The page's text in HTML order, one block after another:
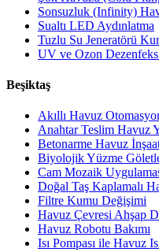
Sonsuzluk (Infinity)
Sualtı LED Aydınlatma
Tuzlu Su Jeneratörü
UV ve Ozon
Beşiktaş
Akıllı Havuz
Anahtar Teslim Havuz
Betonarme Havuz
Biyolojik Yüzme
Cam Mozaik
Doğal Taş Kaplamalı
Filtre Kumu Değişimi
Havuz Çevresi Ahşap
Havuz Robotu Bakımı
Isı Pompası ile Havuz